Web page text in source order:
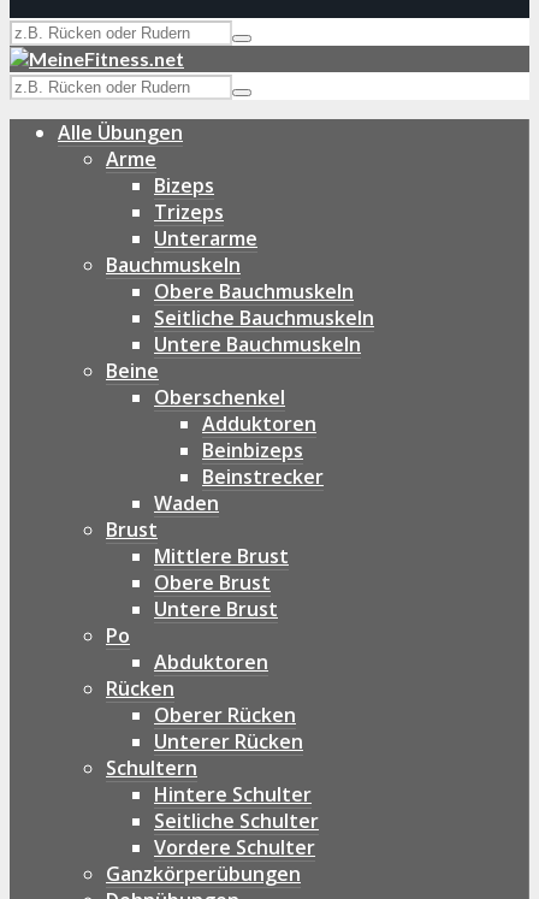
Alle Übungen
Arme
Bizeps
Trizeps
Unterarme
Bauchmuskeln
Obere Bauchmuskeln
Seitliche Bauchmuskeln
Untere Bauchmuskeln
Beine
Oberschenkel
Adduktoren
Beinbizeps
Beinstrecker
Waden
Brust
Mittlere Brust
Obere Brust
Untere Brust
Po
Abduktoren
Rücken
Oberer Rücken
Unterer Rücken
Schultern
Hintere Schulter
Seitliche Schulter
Vordere Schulter
Ganzkörperübungen